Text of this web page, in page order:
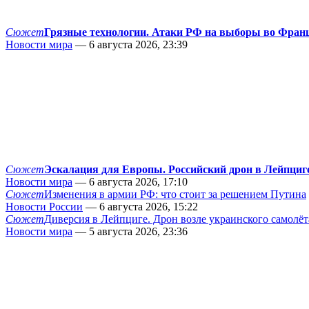
СюжетГрязные технологии. Атаки РФ на выборы во
Новости мира — 6 августа 2026, 23:39
СюжетЭскалация для Европы. Российский дрон в
Новости мира — 6 августа 2026, 17:10
СюжетИзменения в армии РФ: что стоит за решением Путина
Новости России — 6 августа 2026, 15:22
СюжетДиверсия в Лейпциге. Дрон возле украинского
Новости мира — 5 августа 2026, 23:36